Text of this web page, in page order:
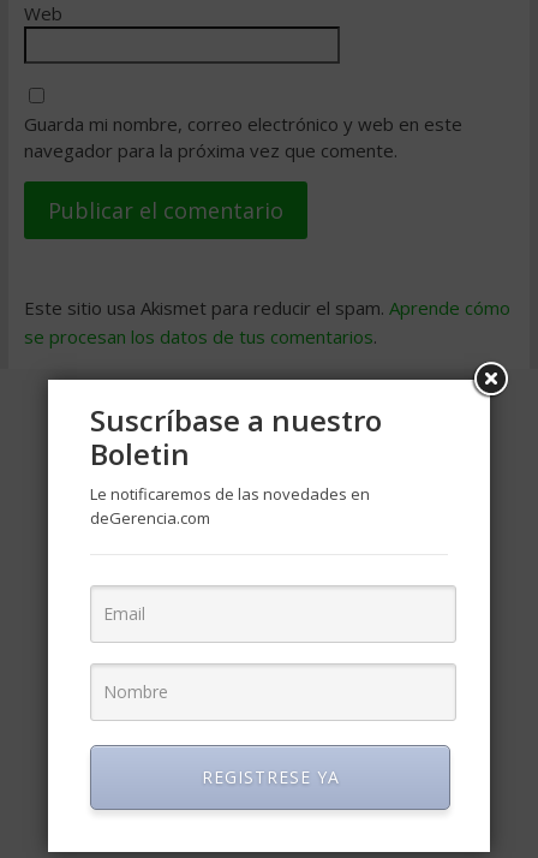
Web
Guarda mi nombre, correo electrónico y web en este
navegador para la próxima vez que comente.
Este sitio usa Akismet para reducir el spam. Aprende cómo
se procesan los datos de tus comentarios.
Suscríbase a nuestro
Boletin
Le notificaremos de las novedades en
deGerencia.com
REGISTRESE YA